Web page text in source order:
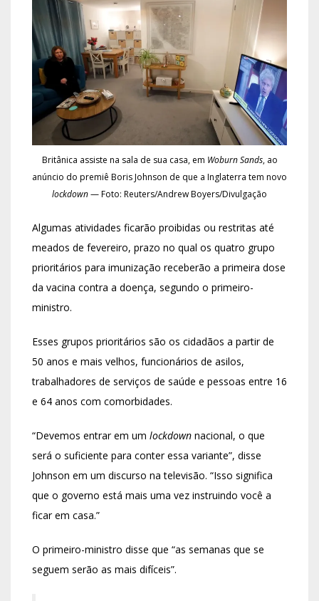
Britânica assiste na sala de sua casa, em Woburn Sands, ao
anúncio do premiê Boris Johnson de que a Inglaterra tem novo
lockdown— Foto: Reuters/Andrew Boyers/Divulgação
Algumas atividades ficarão proibidas ou restritas até
meados de fevereiro, prazo no qual os quatro grupo
prioritários para imunização receberão a primeira dose
da vacina contra a doença, segundo o primeiro-
ministro.
Esses grupos prioritários são os cidadãos a partir de
50 anos e mais velhos, funcionários de asilos,
trabalhadores de serviços de saúde e pessoas entre 16
e 64 anos com comorbidades.
“Devemos entrar em um lockdown nacional, o que
será o suficiente para conter essa variante”, disse
Johnson em um discurso na televisão. “Isso significa
que o governo está mais uma vez instruindo você a
ficar em casa.”
O primeiro-ministro disse que “as semanas que se
seguem serão as mais difíceis”.